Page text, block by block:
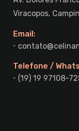
Viracopos,
Email:
Telefone /
(19) 19 97108-